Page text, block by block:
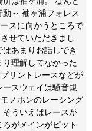
～ 袖ヶ浦フォレス
スに向かうところで
せていただきまし
あまりお話しでき
理解してなかった
リントレースなどが
スウェイは騒音規
ノホンのレーシング
ういえばレースが
がメインがピット